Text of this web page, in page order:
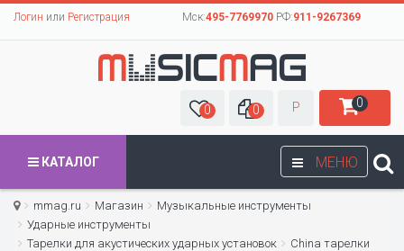
Логин или Регистрация Мск:495-7769970РФ:911-9267369
0 0 Р 0
МЕНЮ
КАТАЛОГ
mmag.ru Магазин
Музыкальные инструменты
Ударные инструменты
Тарелки для акустических ударных установок
China тарелки